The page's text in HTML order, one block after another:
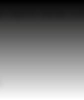
mejores ofertas y